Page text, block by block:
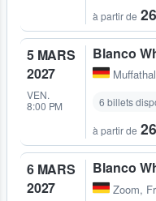
à partir de
5 MARS
2027
VEN.
8:00 PM
Blanco
6 billets
à partir de
6 MARS
2027
Blanco
Zoom,